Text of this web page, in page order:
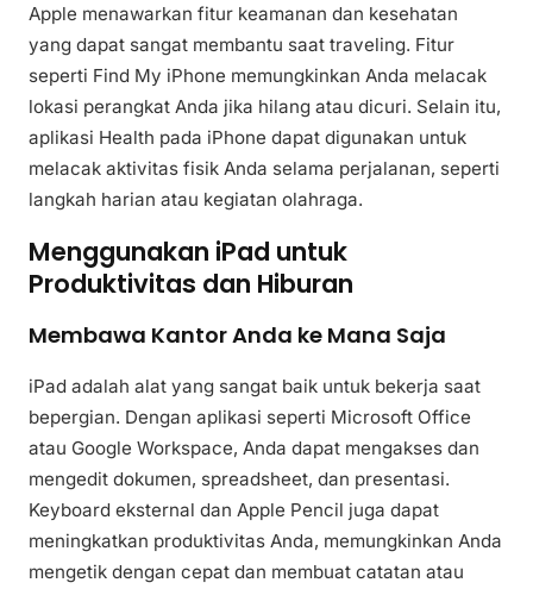
Apple menawarkan fitur keamanan dan kesehatan
yang dapat sangat membantu saat traveling. Fitur
seperti Find My iPhone memungkinkan Anda melacak
lokasi perangkat Anda jika hilang atau dicuri. Selain itu,
aplikasi Health pada iPhone dapat digunakan untuk
melacak aktivitas fisik Anda selama perjalanan, seperti
langkah harian atau kegiatan olahraga.
Menggunakan iPad untuk
Produktivitas dan Hiburan
Membawa Kantor Anda ke Mana Saja
iPad adalah alat yang sangat baik untuk bekerja saat
bepergian. Dengan aplikasi seperti Microsoft Office
atau Google Workspace, Anda dapat mengakses dan
mengedit dokumen, spreadsheet, dan presentasi.
Keyboard eksternal dan Apple Pencil juga dapat
meningkatkan produktivitas Anda, memungkinkan Anda
mengetik dengan cepat dan membuat catatan atau